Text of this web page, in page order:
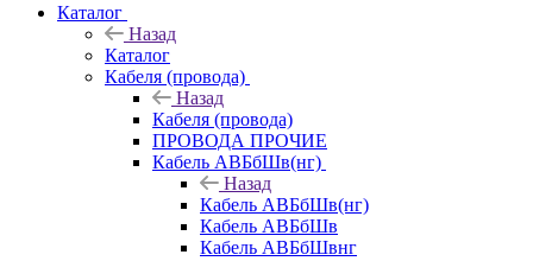
Каталог
Назад
Каталог
Кабеля (провода)
Назад
Кабеля (провода)
ПРОВОДА ПРОЧИЕ
Кабель АВБбШв(нг)
Назад
Кабель АВБбШв(нг)
Кабель АВБбШв
Кабель АВБбШвнг